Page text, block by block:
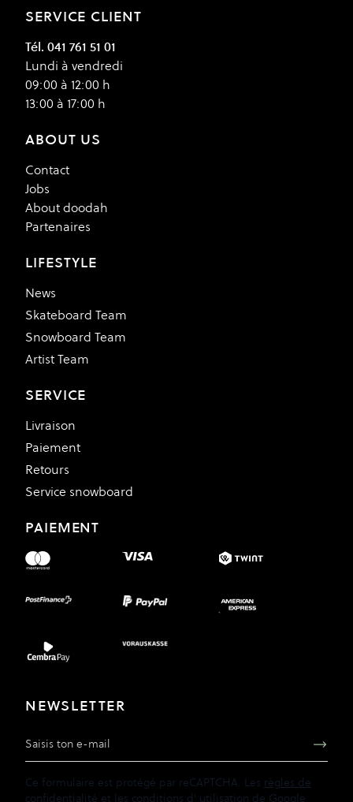
SERVICE CLIENT
Tél. 041 761 51 01
Lundi à vendredi
09:00 à 12:00 h
13:00 à 17:00 h
ABOUT US
Contact
Jobs
About doodah
Partenaires
LIFESTYLE
News
Skateboard Team
Snowboard Team
Artist Team
SERVICE
Livraison
Paiement
Retours
Service snowboard
PAIEMENT
NEWSLETTER
Adresse e-mail
Ce formulaire est protégé par reCAPTCHA. Les règles de
confidentialité et les conditions d' utilisation de Google